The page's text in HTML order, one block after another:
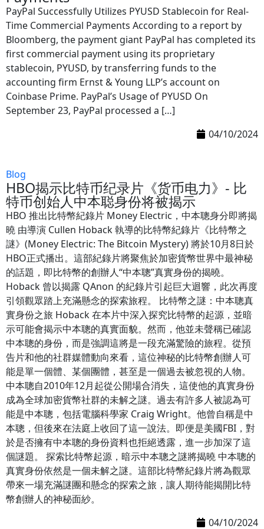
PayPal Successfully Utilizes PYUSD Stablecoin for Real-
Time Commercial Payments According to a report by
Bloomberg, the payment giant PayPal has completed its
first commercial payment using its proprietary
stablecoin, PYUSD, by transferring funds to the
accounting firm Ernst & Young LLP’s account on
Coinbase Prime. PayPal’s Usage of PYUSD On
September 23, PayPal processed a […]
04/10/2024
Blog
HBO揭示比特币纪录片《货币电力》- 比
特币创始人中本聪身份将被揭示
HBO 推出比特幣紀錄片 Money Electric，中本聰身分即將揭
曉 由導演 Cullen Hoback 執導的比特幣紀錄片《比特幣之
謎》(Money Electric: The Bitcoin Mystery) 將於10月8日於
HBO正式播出。這部紀錄片將聚焦於加密貨幣世界中最神秘
的話題，即比特幣的創辦人“中本聰”真實身份的揭曉。
Hoback 曾以揭露 QAnon 的紀錄片引起巨大迴響，此次再度
引領觀眾踏上充滿懸念的探索旅程。 比特幣之謎：中本聰真
實身份之旅 Hoback 在本片中深入探究比特幣的起源，並暗
示可能會揭示中本聰的真實面貌。然而，他並未聲稱已確認
中本聰的身份，而是強調這將是一段充滿驚險的旅程。從預
告片和他的社群媒體動向來看，這位神秘的比特幣創辦人可
能是單一個體、某個團體，甚至是一個過去被忽視的人物。
中本聰自2010年12月起從公開場合消失，這使他的真實身份
成為全球加密貨幣社群的未解之謎。過去有許多人被認為可
能是中本聰，包括電腦科學家 Craig Wright。他曾自稱是中
本聰，但後來在法庭上收回了這一說法。即便是美國FBI，對
於是否擁有中本聰的身份資料也拒絕透露，進一步加深了這
個謎題。 探索比特幣起源，暗示中本聰之謎將揭曉 中本聰的
真實身份依然是一個未解之謎。這部比特幣紀錄片將為觀眾
帶來一場充滿謎團和懸念的探索之旅，讓人期待能揭開比特
幣創辦人的神秘面紗。
04/10/2024